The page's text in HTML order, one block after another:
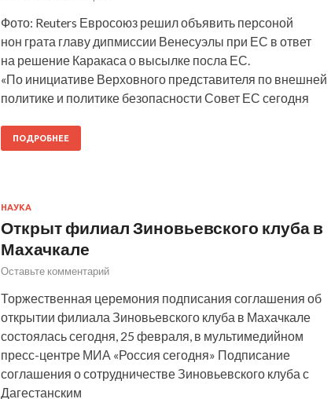
Фото: Reuters Евросоюз решил объявить персоной
нон грата главу дипмиссии Венесуэлы при ЕС в ответ
на решение Каракаса о высылке посла ЕС.
«По инициативе Верховного представителя по внешней
политике и политике безопасности Совет ЕС сегодня
ПОДРОБНЕЕ
НАУКА
Открыт филиал Зиновьевского клуба в
Махачкале
Оставьте комментарий
Торжественная церемония подписания соглашения об
открытии филиала Зиновьевского клуба в Махачкале
состоялась сегодня, 25 февраля, в мультимедийном
пресс-центре МИА «Россия сегодня» Подписание
соглашения о сотрудничестве Зиновьевского клуба с
Дагестанским